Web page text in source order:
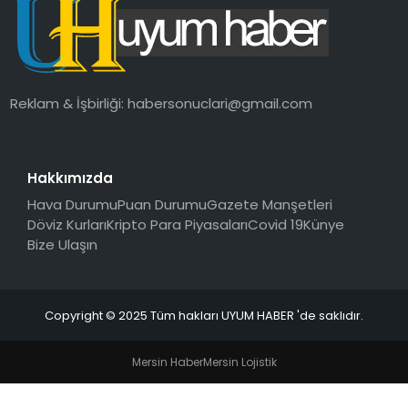
SAĞLIK
MAGAZIN
Reklam & İşbirliği:habersonuclari@gmail.com
Hakkımızda
Hava DurumuPuan DurumuGazete Manşetleri
Döviz KurlarıKripto Para PiyasalarıCovid 19Künye
Bize Ulaşın
Copyright © 2025 Tüm hakları UYUM HABER 'de saklıdır.
Mersin HaberMersin Lojistik